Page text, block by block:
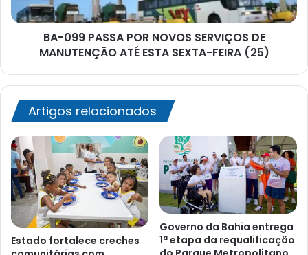
MANUTENÇÃO
ATÉ
SEXTA-
BA-099 PASSA POR NOVOS SERVIÇOS DE
MANUTENÇÃO ATÉ ESTA SEXTA-FEIRA (25)
Artigos relacionados
Estado fortalece creches
Governo da Bahia entrega
1ª etapa da requalificação